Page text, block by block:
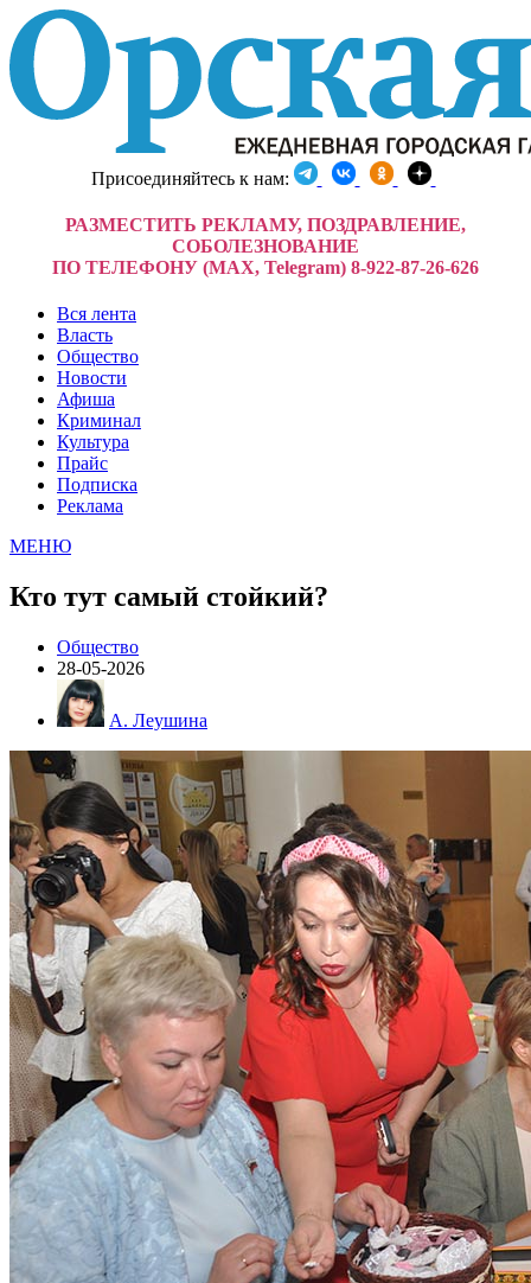
Присоединяйтесь к нам:
РАЗМЕСТИТЬ РЕКЛАМУ, ПОЗДРАВЛЕНИЕ,
СОБОЛЕЗНОВАНИЕ
ПО ТЕЛЕФОНУ (MAX, Telegram) 8-922-87-26-626
Вся лента
Власть
Общество
Новости
Афиша
Криминал
Культура
Прайс
Подписка
Реклама
МЕНЮ
Кто тут самый стойкий?
Общество
28-05-2026
А. Леушина